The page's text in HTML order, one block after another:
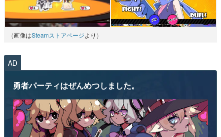
（画像はSteamストアページより）
AD
勇者パーティはぜんめつしました。